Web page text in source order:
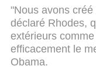
"Nous avons
déclaré Rhodes,
extérieurs
efficacement le
Obama.